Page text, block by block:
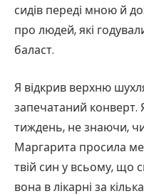
сидів переді мною й
про людей, які
баласт.
Я відкрив верхню
запечатаний
тиждень, не знаючи,
Маргарита просила
твій син у всьому, що
вона в лікарні за